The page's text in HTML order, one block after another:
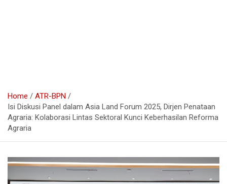
Home
ATR-BPN
Isi Diskusi Panel dalam Asia Land Forum 2025, Dirjen Penataan
Agraria: Kolaborasi Lintas Sektoral Kunci Keberhasilan Reforma
Agraria